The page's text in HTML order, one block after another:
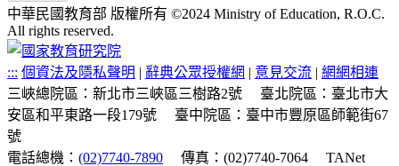
中華民國教育部 版權所有 ©2024 Ministry of Education, R.O.C.
All rights reserved.
::: 個資法及隱私聲明 | 辭典公眾授權網 | 意見交流 | 網網相連
三峽總院區：新北市三峽區三樹路2號
臺北院區：臺北市大
安區和平東路一段179號
臺中院區：臺中市豐原區師範街67
號
電話總機： (02)7740-7890 傳真：(02)7740-7064
TANet